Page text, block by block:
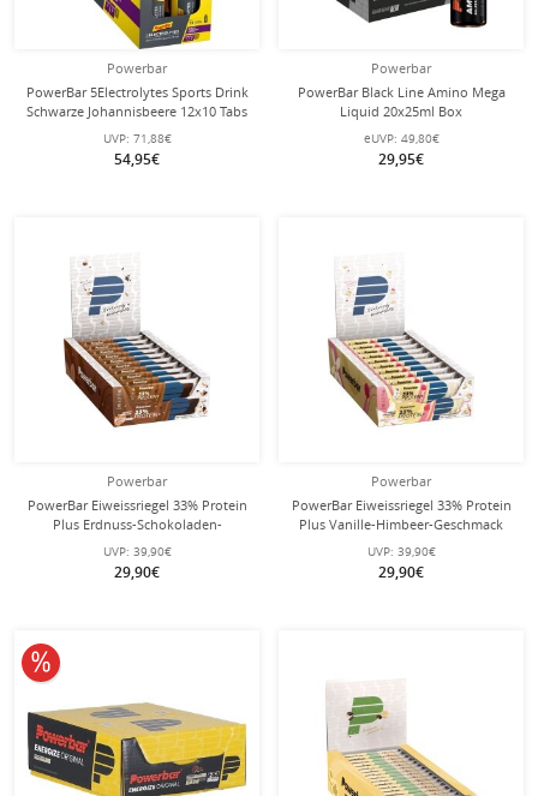
Powerbar
PowerBar 5Electrolytes Sports Drink
Schwarze Johannisbeere 12x10 Tabs
UVP: 71,88€
54,95€
Powerbar
PowerBar Black Line Amino Mega
Liquid 20x25ml Box
eUVP: 49,80€
29,95€
Powerbar
PowerBar Eiweissriegel 33% Protein
Plus Erdnuss-Schokoladen-
UVP: 39,90€
29,90€
Powerbar
PowerBar Eiweissriegel 33% Protein
Plus Vanille-Himbeer-Geschmack
UVP: 39,90€
29,90€
10% reduziert